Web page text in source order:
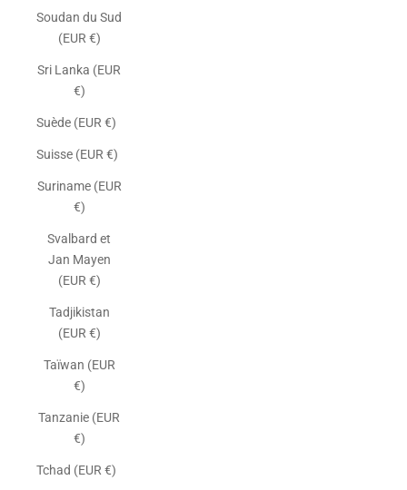
Soudan du Sud
(EUR €)
Sri Lanka (EUR
€)
Suède (EUR €)
Suisse (EUR €)
Suriname (EUR
€)
Svalbard et
Jan Mayen
(EUR €)
Tadjikistan
(EUR €)
Taïwan (EUR
€)
Tanzanie (EUR
€)
Tchad (EUR €)